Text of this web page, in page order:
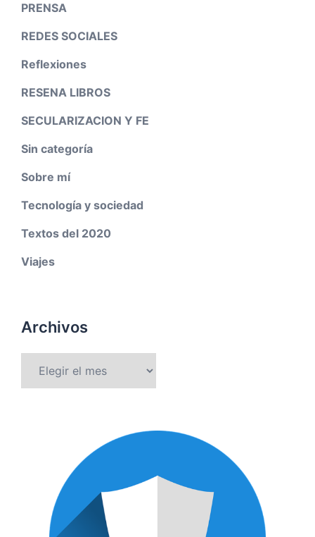
PRENSA
REDES SOCIALES
Reflexiones
RESENA LIBROS
SECULARIZACION Y FE
Sin categoría
Sobre mí
Tecnología y sociedad
Textos del 2020
Viajes
Archivos